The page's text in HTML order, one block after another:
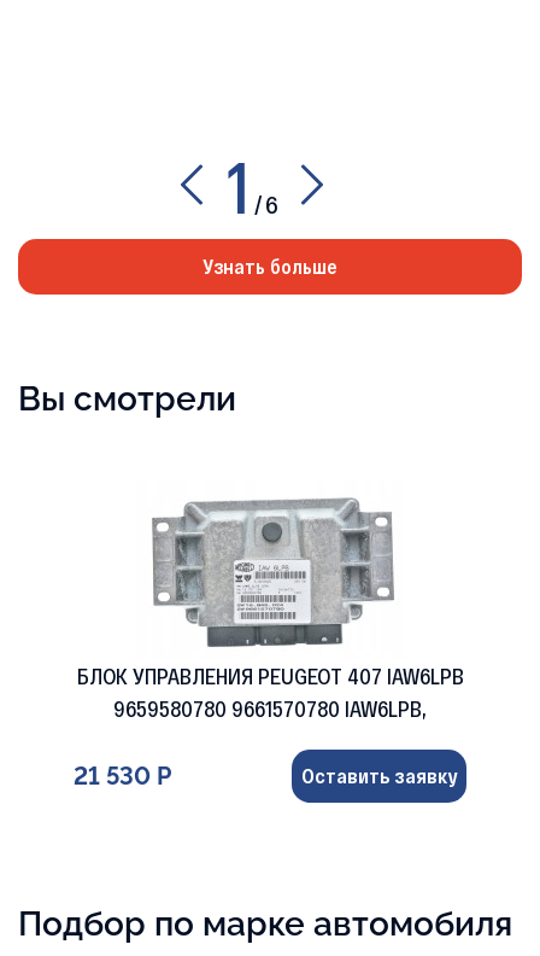
1 /6
Узнать больше
Вы смотрели
БЛОК УПРАВЛЕНИЯ PEUGEOT 407 IAW6LPB
9659580780 9661570780 IAW6LPB,
21 530 Р Оставить заявку
Подбор по марке автомобиля